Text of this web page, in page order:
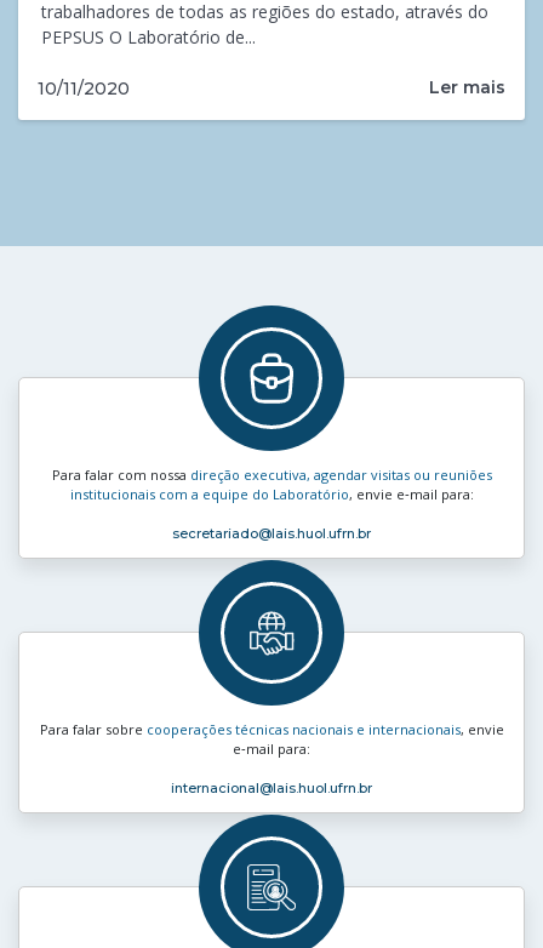
trabalhadores de todas as regiões do estado, através do
PEPSUS O Laboratório de...
10/11/2020 Ler mais
Para falar com nossa direção executiva, agendar visitas ou reuniões
institucionais com a equipe do Laboratório, envie e‑mail para:
secretariado@lais.huol.ufrn.br
Para falar sobre cooperações técnicas nacionais e internacionais, envie
e‑mail para:
internacional@lais.huol.ufrn.br